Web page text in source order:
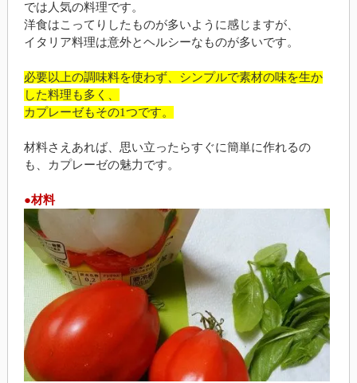
では人気の料理です。
洋食はこってりしたものが多いように感じますが、
イタリア料理は意外とヘルシーなものが多いです。
必要以上の調味料を使わず、シンプルで素材の味を生か
した料理も多く、
カプレーゼもその1つです。
材料さえあれば、思い立ったらすぐに簡単に作れるの
も、カプレーゼの魅力です。
●材料